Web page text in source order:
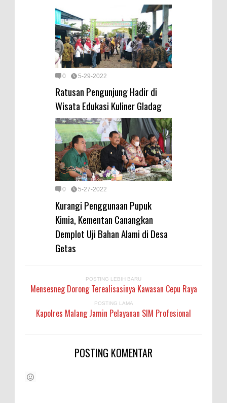
0 5-29-2022
Ratusan Pengunjung Hadir di
Wisata Edukasi Kuliner Gladag
0 5-27-2022
Kurangi Penggunaan Pupuk
Kimia, Kementan Canangkan
Demplot Uji Bahan Alami di Desa
Getas
POSTING LEBIH BARU
Mensesneg Dorong Terealisasinya Kawasan Cepu Raya
POSTING LAMA
Kapolres Malang Jamin Pelayanan SIM Profesional
POSTING KOMENTAR